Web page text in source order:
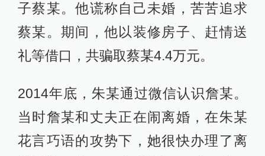
子蔡某。他谎称自己未婚，苦苦追求
蔡某。期间，他以装修房子、赶情送
礼等借口，共骗取蔡某4.4万元。
2014年底，朱某通过微信认识詹某。
当时詹某和丈夫正在闹离婚，在朱某
花言巧语的攻势下，她很快办理了离